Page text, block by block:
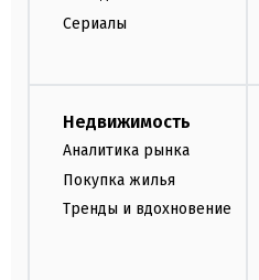
Сериалы
Недвижимость
Аналитика рынка
Покупка жилья
Тренды и вдохновение